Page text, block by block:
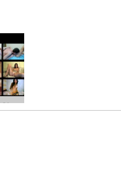
Hegre.com 와일드 웹 캠 편집